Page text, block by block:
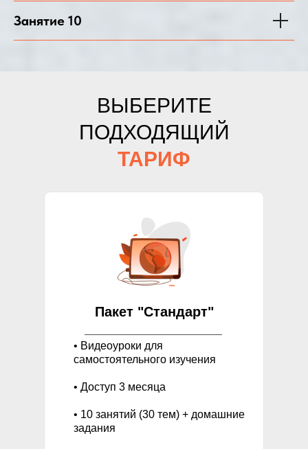
Занятие 10
ВЫБЕРИТЕ
ПОДХОДЯЩИЙ
ТАРИФ
Пакет "Стандарт"
• Видеоуроки для
самостоятельного изучения
• Доступ 3 месяца
• 10 занятий (30 тем) + домашние
задания